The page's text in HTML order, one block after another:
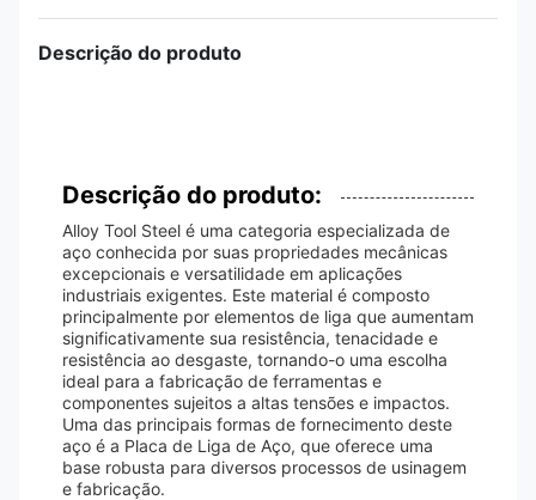
Descrição do produto
Descrição do produto:
Alloy Tool Steel é uma categoria especializada de
aço conhecida por suas propriedades mecânicas
excepcionais e versatilidade em aplicações
industriais exigentes. Este material é composto
principalmente por elementos de liga que aumentam
significativamente sua resistência, tenacidade e
resistência ao desgaste, tornando-o uma escolha
ideal para a fabricação de ferramentas e
componentes sujeitos a altas tensões e impactos.
Uma das principais formas de fornecimento deste
aço é a Placa de Liga de Aço, que oferece uma
base robusta para diversos processos de usinagem
e fabricação.